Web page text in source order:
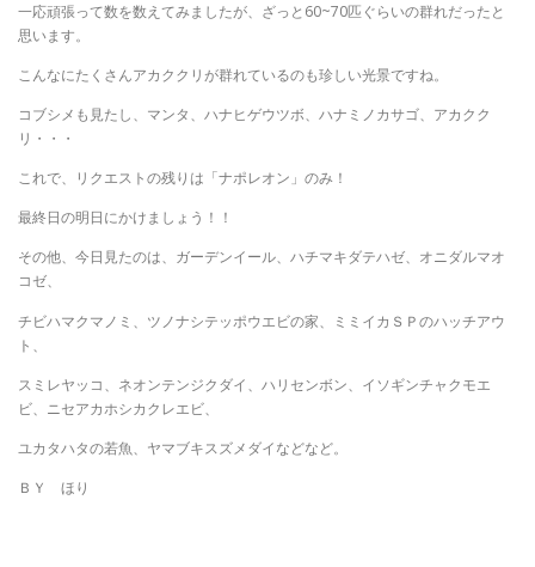
一応頑張って数を数えてみましたが、ざっと60~70匹ぐらいの群れだったと
思います。
こんなにたくさんアカククリが群れているのも珍しい光景ですね。
コブシメも見たし、マンタ、ハナヒゲウツボ、ハナミノカサゴ、アカクク
リ・・・
これで、リクエストの残りは「ナポレオン」のみ！
最終日の明日にかけましょう！！
その他、今日見たのは、ガーデンイール、ハチマキダテハゼ、オニダルマオ
コゼ、
チビハマクマノミ、ツノナシテッポウエビの家、ミミイカＳＰのハッチアウ
ト、
スミレヤッコ、ネオンテンジクダイ、ハリセンボン、イソギンチャクモエ
ビ、ニセアカホシカクレエビ、
ユカタハタの若魚、ヤマブキスズメダイなどなど。
ＢＹ ほり